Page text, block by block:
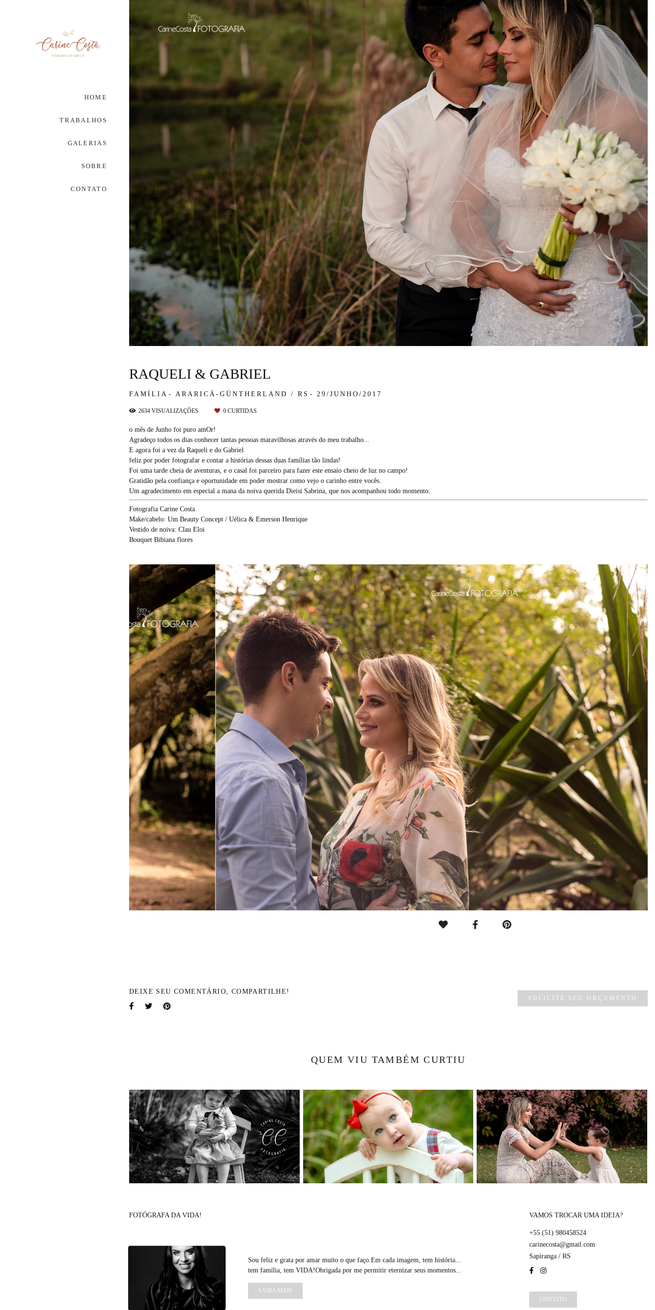
HOME
TRABALHOS
GALERIAS
SOBRE
CONTATO
FAMÍLIA ARARICÁ-GÜNTHERLAND / RS 29/JUNHO/2017
RAQUELI & GABRIEL
2634 VISUALIZAÇÕES 0 CURTIDAS
o mês de Junho foi puro amOr!
Agradeço todos os dias conhecer tantas pessoas maravilhosas através do meu trabalho...
E agora foi a vez da Raqueli e do Gabriel
feliz por poder fotografar e contar a histórias dessas duas famílias tão lindas!
Foi uma tarde cheia de aventuras, e o casal foi parceiro para fazer este ensaio cheio de luz no campo!
Gratidão pela confiança e oportunidade em poder mostrar como vejo o carinho entre vocês.
Um agradecimento em especial a mana da noiva querida Dieisi Sabrina, que nos acompanhou todo momento.
Fotografia Carine Costa
Make/cabelo: Um Beauty Concept / Uélica & Emerson Henrique
Vestido de noiva: Clau Eloi
Bouquet Bibiana flores
DEIXE SEU COMENTÁRIO, COMPARTILHE!
SOLICITE SEU ORÇAMENTO
QUEM VIU TAMBÉM CURTIU
FOTÓGRAFA DA VIDA!
Sou feliz e grata por amar muito o que faço.Em cada imagem, tem história...
tem família, tem VIDA!Obrigada por me permitir eternizar seus momentos...
SAIBA MAIS
VAMOS TROCAR UMA IDEIA?
+55 (51) 980458524
carinecosta@gmail.com
Sapiranga / RS
CONTATO